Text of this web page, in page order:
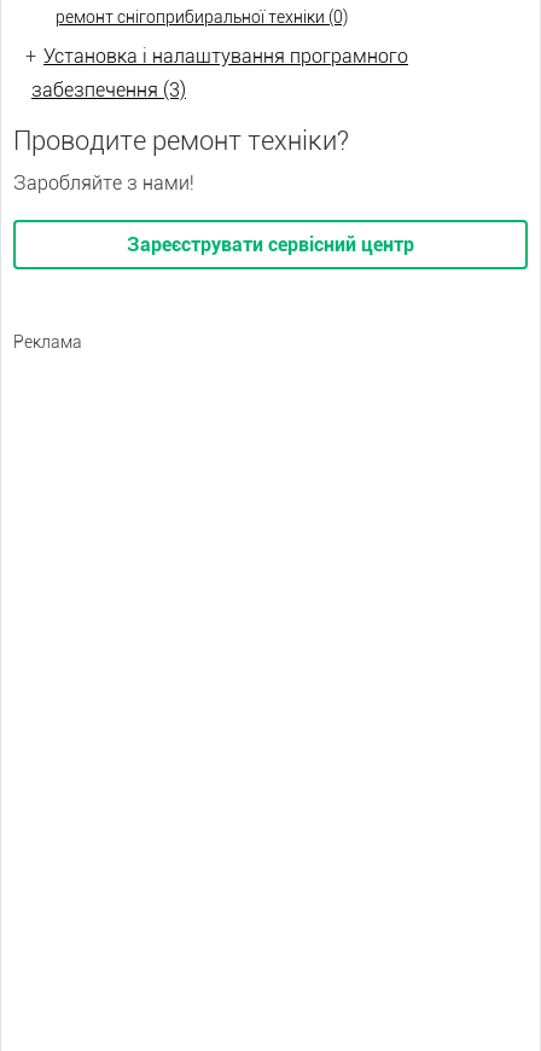
ремонт снігоприбиральної техніки (0)
+ Установка і налаштування програмного
забезпечення (3)
Проводите ремонт техніки?
Заробляйте з нами!
Зареєструвати сервісний центр
Реклама